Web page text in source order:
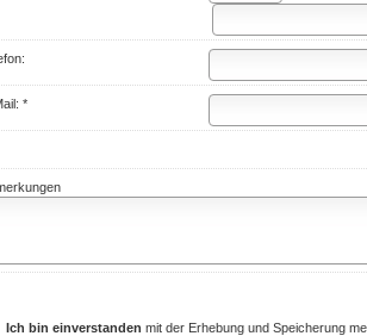
*
Ich bin einverstanden mit der Erhebung und Speicherung